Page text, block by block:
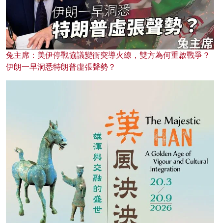
兔主席：美伊停戰協議變衝突導火線，雙方為何重啟戰爭？
伊朗一早洞悉特朗普虛張聲勢？